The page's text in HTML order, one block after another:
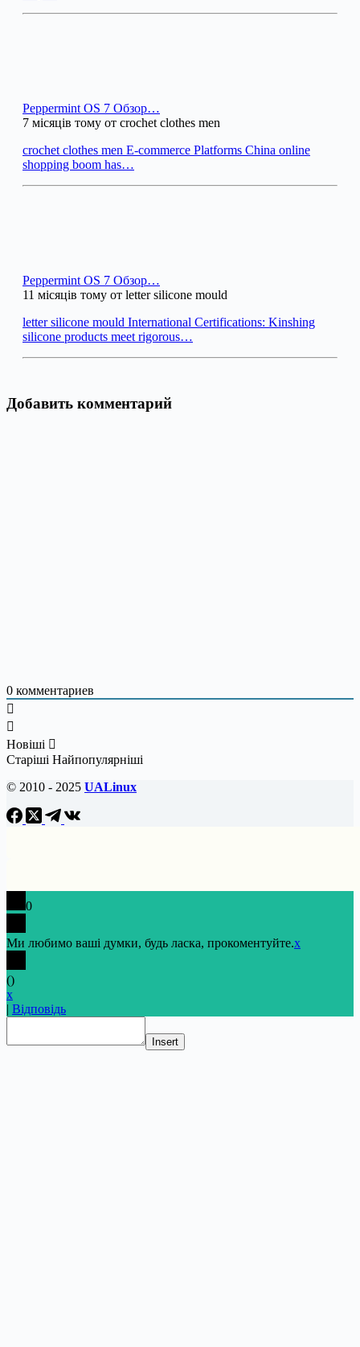
Peppermint OS 7 Обзор…
7 місяців тому от crochet clothes men
crochet clothes men E-commerce Platforms China online
shopping boom has…
Peppermint OS 7 Обзор…
11 місяців тому от letter silicone mould
letter silicone mould International Certifications: Kinshing
silicone products meet rigorous…
Добавить комментарий
0 комментариев
Новіші
Старіші Найпопулярніші
© 2010 - 2025 UALinux
0
Ми любимо ваші думки, будь ласка, прокоментуйте.x
()
x
| Відповідь
Insert